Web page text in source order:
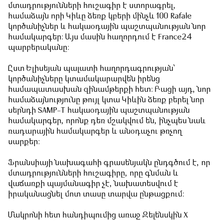
մտադրությունների հուշագիր է ստորագրել,
համաձայն որի Կիևը ձեռք կբերի մինչև 100 Rafale
կործանիչներ և հակաօդային պաշտպանության նոր
համակարգեր: Այս մասին հաղորդում է France24
պարբերականը:
Ըստ Ելիսեյան պալատի հաղորդագրության՝
կործանիչները կտամակարարվեն իրենց
համապատասխան զինամթերքի հետ: Բացի այդ, նոր
համաձայնությունը թույլ կտա Կիևին ձեռք բերել նոր
սերնդի SAMP-T հակաօդային պաշտպանության
համակարգեր, որոնք դեռ մշակվում են, ինչպես նաև
ռադարային համակարգեր և անօդաչու թռչող
սարքեր:
Ֆրանսիայի նախագահի գրասենյակն ընդգծում է, որ
մտադրությունների հուշագիրը, որը գնման և
վաճառքի պայմանագիր չէ, նախատեսվում է
իրականացնել մոտ տասը տարվա ընթացքում:
Մակրոնի հետ հանդիպումից առաջ Զելենսկին X